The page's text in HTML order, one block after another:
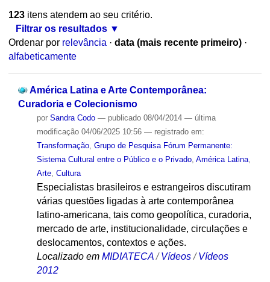
123itens atendem ao seu critério.
Filtrar os resultados
Ordenar por relevância · data (mais recente primeiro) ·
alfabeticamente
América Latina e Arte Contemporânea:
Curadoria e Colecionismo
por Sandra Codo — publicado08/04/2014 — última
modificação04/06/2025 10:56 — registrado em:
Transformação, Grupo de Pesquisa Fórum Permanente:
Sistema Cultural entre o Público e o Privado, América Latina,
Arte, Cultura
Especialistas brasileiros e estrangeiros discutiram
várias questões ligadas à arte contemporânea
latino-americana, tais como geopolítica, curadoria,
mercado de arte, institucionalidade, circulações e
deslocamentos, contextos e ações.
Localizado em MIDIATECA /Vídeos /Vídeos
2012